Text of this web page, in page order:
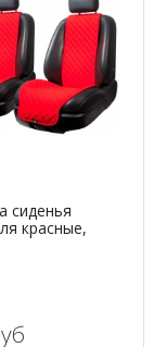
сиденья
красные,